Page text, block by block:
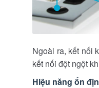
Ngoài ra, kết nối
kết nối đột ngột
Hiệu năng ổn